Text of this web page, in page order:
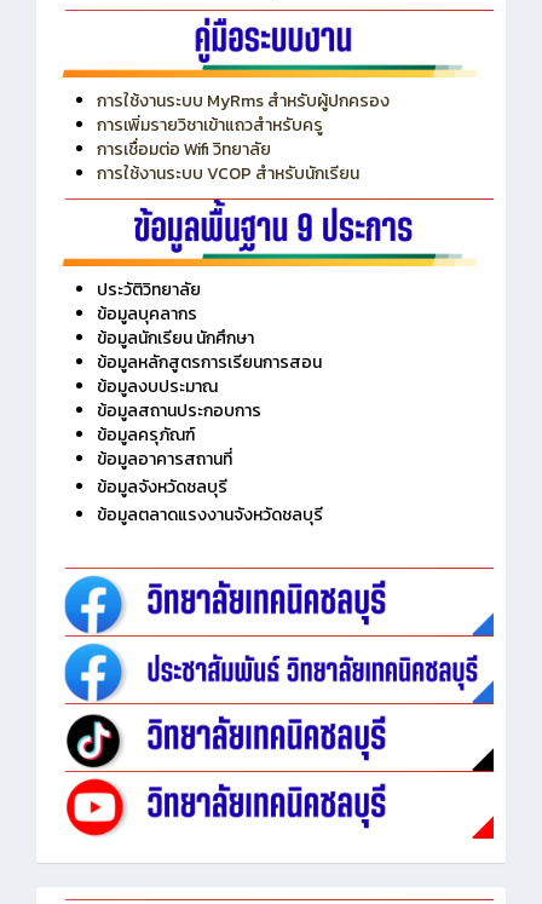
การใช้งานระบบ MyRms สำหรับผู้ปกครอง
การเพิ่มรายวิชาเข้าแถวสำหรับครู
การเชื่อมต่อ Wifi วิทยาลัย
การใช้งานระบบ VCOP สำหรับนักเรียน
ประวัติวิทยาลัย
ข้อมูลบุคลากร
ข้อมูลนักเรียน นักศึกษา
ข้อมูลหลักสูตรการเรียนการสอน
ข้อมูลงบประมาณ
ข้อมูลสถานประกอบการ
ข้อมูลครุภัณฑ์
ข้อมูลอาคารสถานที่
ข้อมูลจังหวัดชลบุรี
ข้อมูลตลาดแรงงานจังหวัดชลบุรี